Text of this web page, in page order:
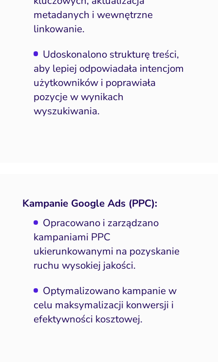
metadanych i wewnętrzne
linkowanie.
Udoskonalono strukturę treści,
aby lepiej odpowiadała intencjom
użytkowników i poprawiała
pozycje w wynikach
wyszukiwania.
Kampanie Google Ads (PPC):
Opracowano i zarządzano
kampaniami PPC
ukierunkowanymi na pozyskanie
ruchu wysokiej jakości.
Optymalizowano kampanie w
celu maksymalizacji konwersji i
efektywności kosztowej.